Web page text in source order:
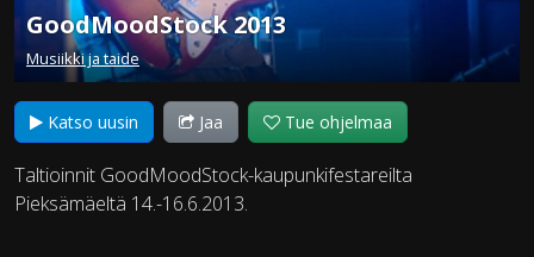
GoodMoodStock 2013
Musiikki ja taide
Katso uusin Jaa Tue ohjelmaa
Taltioinnit GoodMoodStock-kaupunkifestareilta
Pieksämäeltä 14.-16.6.2013.